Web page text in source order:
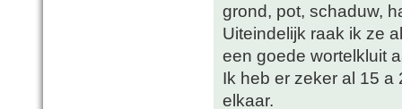
grond, pot, schaduw,
Uiteindelijk raak ik ze
een goede wortelkluit
Ik heb er zeker al 15 a
elkaar.